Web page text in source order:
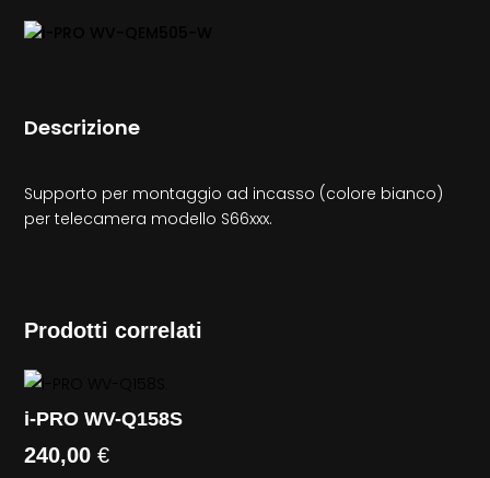
Descrizione
Supporto per montaggio ad incasso (colore bianco)
per telecamera modello S66xxx.
Prodotti correlati
i-PRO WV-Q158S
240,00€